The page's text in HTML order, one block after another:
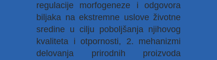
regulacije morfogeneze i odgovora
biljaka na ekstremne uslove životne
sredine u cilju poboljšanja njihovog
kvaliteta i otpornosti, 2. mehanizmi
delovanja prirodnih proizvoda